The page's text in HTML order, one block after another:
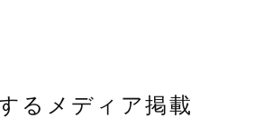
るメディア掲載